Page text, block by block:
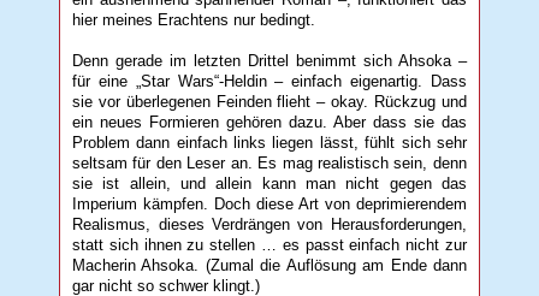
hier meines Erachtens nur bedingt.
Denn gerade im letzten Drittel benimmt sich Ahsoka –
für eine „Star Wars“-Heldin – einfach eigenartig. Dass
sie vor überlegenen Feinden flieht – okay. Rückzug und
ein neues Formieren gehören dazu. Aber dass sie das
Problem dann einfach links liegen lässt, fühlt sich sehr
seltsam für den Leser an. Es mag realistisch sein, denn
sie ist allein, und allein kann man nicht gegen das
Imperium kämpfen. Doch diese Art von deprimierendem
Realismus, dieses Verdrängen von Herausforderungen,
statt sich ihnen zu stellen … es passt einfach nicht zur
Macherin Ahsoka. (Zumal die Auflösung am Ende dann
gar nicht so schwer klingt.)